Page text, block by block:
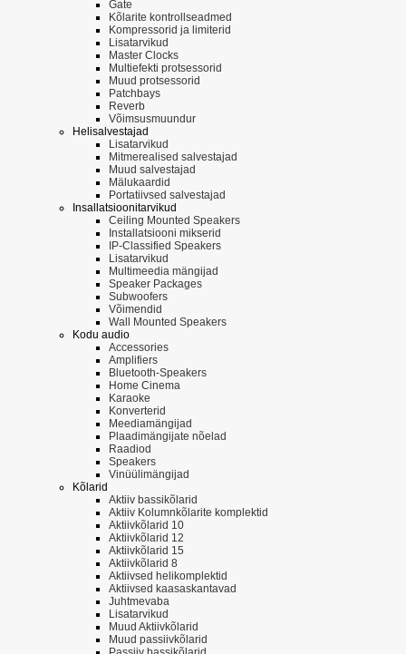
Gate
Kõlarite kontrollseadmed
Kompressorid ja limiterid
Lisatarvikud
Master Clocks
Multiefekti protsessorid
Muud protsessorid
Patchbays
Reverb
Võimsusmuundur
Helisalvestajad
Lisatarvikud
Mitmerealised salvestajad
Muud salvestajad
Mälukaardid
Portatiivsed salvestajad
Insallatsioonitarvikud
Ceiling Mounted Speakers
Installatsiooni mikserid
IP-Classified Speakers
Lisatarvikud
Multimeedia mängijad
Speaker Packages
Subwoofers
Võimendid
Wall Mounted Speakers
Kodu audio
Accessories
Amplifiers
Bluetooth-Speakers
Home Cinema
Karaoke
Konverterid
Meediamängijad
Plaadimängijate nõelad
Raadiod
Speakers
Vinüülimängijad
Kõlarid
Aktiiv bassikõlarid
Aktiiv Kolumnkõlarite komplektid
Aktiivkõlarid 10
Aktiivkõlarid 12
Aktiivkõlarid 15
Aktiivkõlarid 8
Aktiivsed helikomplektid
Aktiivsed kaasaskantavad
Juhtmevaba
Lisatarvikud
Muud Aktiivkõlarid
Muud passiivkõlarid